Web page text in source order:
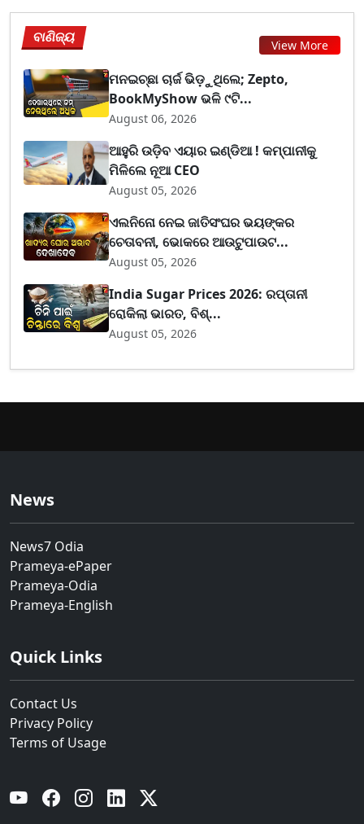
ବାଣିଜ୍ୟ View More
ମନଇଚ୍ଛା ଚାର୍ଜ ଭିଡ଼ୁଥିଲେ; Zepto,
BookMyShow ଭଳି ୯ଟି...
August 06, 2026
ଆହୁରି ଉଡ଼ିବ ଏୟାର ଇଣ୍ଡିଆ ! କମ୍ପାନୀକୁ
ମିଳିଲେ ନୂଆ CEO
August 05, 2026
ଏଲନିନୋ ନେଇ ଜାତିସଂଘର ଭୟଙ୍କର
ଚେତାବନୀ, ଭୋକରେ ଆଉଟୁପାଉଟ...
August 05, 2026
India Sugar Prices 2026: ରପ୍ତାନୀ
ରୋକିଲା ଭାରତ, ବିଶ୍...
August 05, 2026
News
News7 Odia
Prameya-ePaper
Prameya-Odia
Prameya-English
Quick Links
Contact Us
Privacy Policy
Terms of Usage
YouTube Facebook Instagram Linkedin